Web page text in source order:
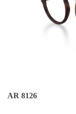
AR 8126